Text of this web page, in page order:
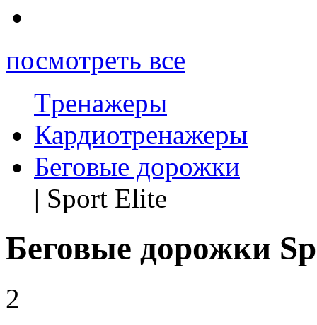
посмотреть все
Tренажеры
Кардиотренажеры
Беговые дорожки
| Sport Elite
Беговые дорожки
2